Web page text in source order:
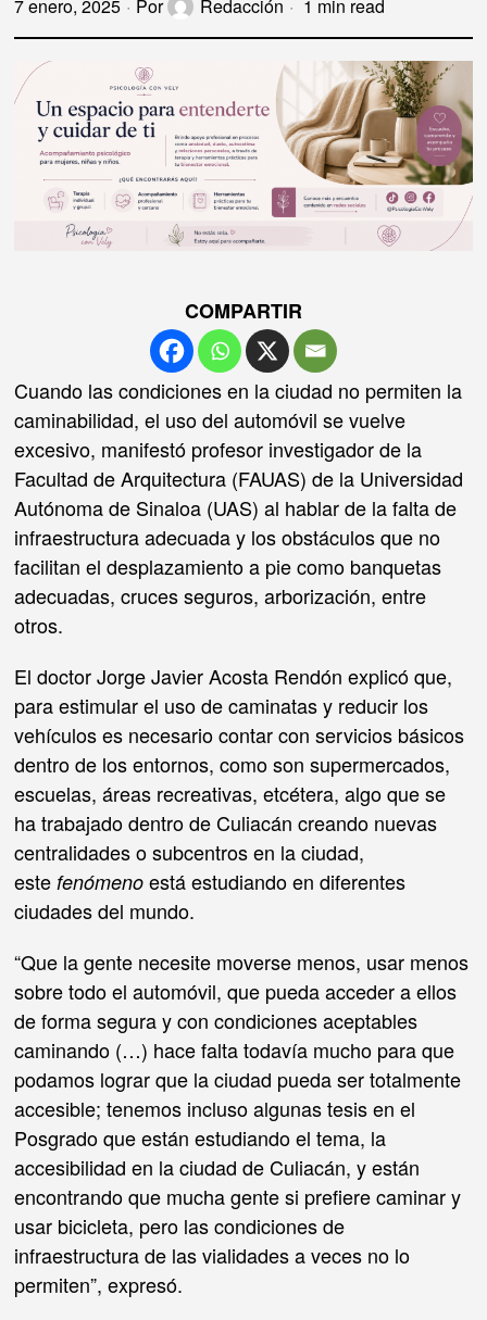
7 enero, 2025 Por Redacción 1 min read
COMPARTIR
Cuando las condiciones en la ciudad no permiten la
caminabilidad, el uso del automóvil se vuelve
excesivo, manifestó profesor investigador de la
Facultad de Arquitectura (FAUAS) de la Universidad
Autónoma de Sinaloa (UAS) al hablar de la falta de
infraestructura adecuada y los obstáculos que no
facilitan el desplazamiento a pie como banquetas
adecuadas, cruces seguros, arborización, entre
otros.
El doctor Jorge Javier Acosta Rendón explicó que,
para estimular el uso de caminatas y reducir los
vehículos es necesario contar con servicios básicos
dentro de los entornos, como son supermercados,
escuelas, áreas recreativas, etcétera, algo que se
ha trabajado dentro de Culiacán creando nuevas
centralidades o subcentros en la ciudad,
este fenómeno está estudiando en diferentes
ciudades del mundo.
“Que la gente necesite moverse menos, usar menos
sobre todo el automóvil, que pueda acceder a ellos
de forma segura y con condiciones aceptables
caminando (…) hace falta todavía mucho para que
podamos lograr que la ciudad pueda ser totalmente
accesible; tenemos incluso algunas tesis en el
Posgrado que están estudiando el tema, la
accesibilidad en la ciudad de Culiacán, y están
encontrando que mucha gente si prefiere caminar y
usar bicicleta, pero las condiciones de
infraestructura de las vialidades a veces no lo
permiten”, expresó.